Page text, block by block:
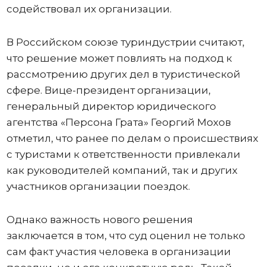
содействовал их организации.
В Российском союзе туриндустрии считают,
что решение может повлиять на подход к
рассмотрению других дел в туристической
сфере. Вице-президент организации,
генеральный директор юридического
агентства «Персона Грата» Георгий Мохов
отметил, что ранее по делам о происшествиях
с туристами к ответственности привлекали
как руководителей компаний, так и других
участников организации поездок.
Однако важность нового решения
заключается в том, что суд оценил не только
сам факт участия человека в организации